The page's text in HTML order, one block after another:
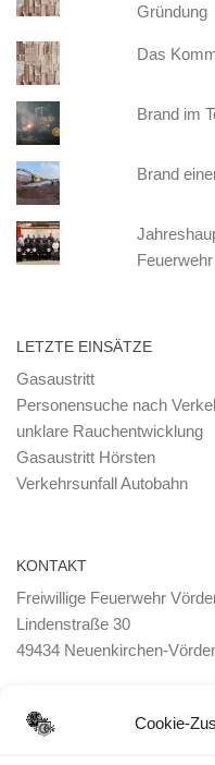
Cookie-
Gründung
Das
Brand im
Brand
LETZTE EINSÄTZE
Gasaustritt
Personensuche nach
unklare Rauchentwicklung
Gasaustritt Hörsten
Verkehrsunfall Autobahn
KONTAKT
Freiwillige Feuerwehr
Lindenstraße 30
49434 Neuenkirchen-